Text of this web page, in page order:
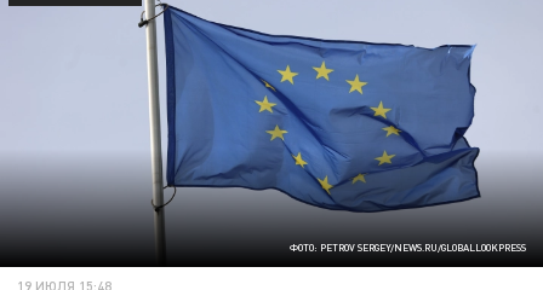
ФОТО: PETROV SERGEY/NEWS.RU/GLOBALLOOKPRESS
19 ИЮЛЯ 15:48